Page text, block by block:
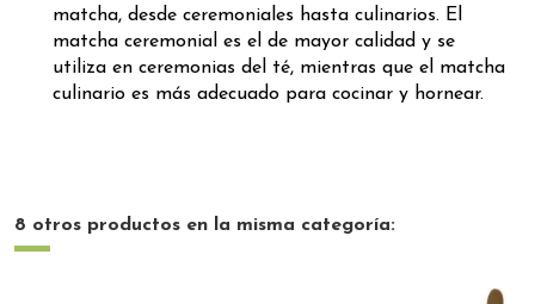
matcha, desde ceremoniales hasta culinarios. El
matcha ceremonial es el de mayor calidad y se
utiliza en ceremonias del té, mientras que el matcha
culinario es más adecuado para cocinar y hornear.
8 otros productos en la misma categoría: